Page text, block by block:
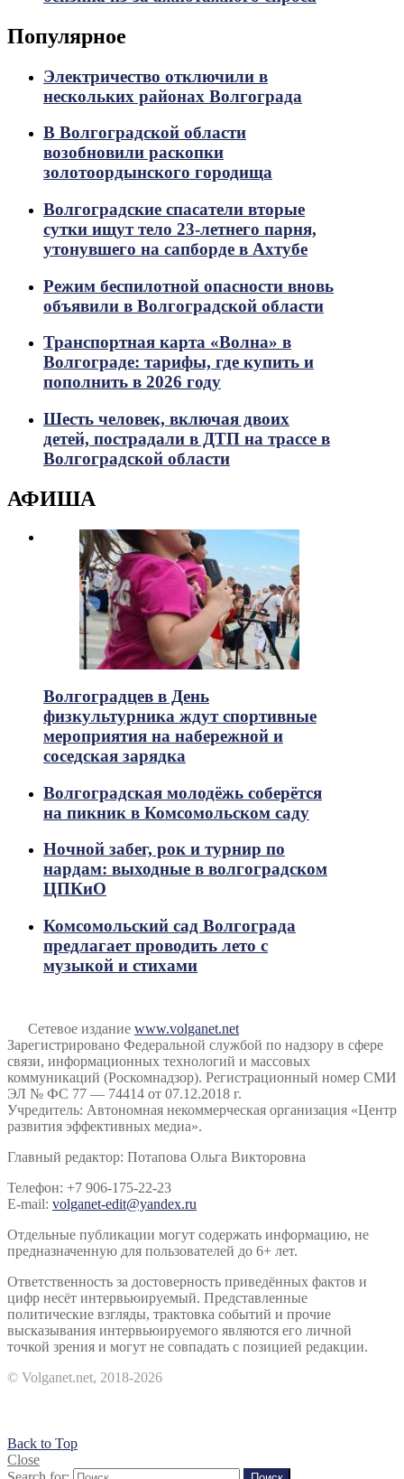
Популярное
Электричество отключили в
нескольких районах Волгограда
В Волгоградской области
возобновили раскопки
золотоордынского городища
Волгоградские спасатели вторые
сутки ищут тело 23-летнего парня,
утонувшего на сапборде в Ахтубе
Режим беспилотной опасности вновь
объявили в Волгоградской области
Транспортная карта «Волна» в
Волгограде: тарифы, где купить и
пополнить в 2026 году
Шесть человек, включая двоих
детей, пострадали в ДТП на трассе в
Волгоградской области
АФИША
Волгоградцев в День
физкультурника ждут спортивные
мероприятия на набережной и
соседская зарядка
Волгоградская молодёжь соберётся
на пикник в Комсомольском саду
Ночной забег, рок и турнир по
нардам: выходные в волгоградском
ЦПКиО
Комсомольский сад Волгограда
предлагает проводить лето с
музыкой и стихами
Сетевое издание www.volganet.net
Зарегистрировано Федеральной службой по надзору в сфере
связи, информационных технологий и массовых
коммуникаций (Роскомнадзор). Регистрационный номер СМИ
ЭЛ № ФС 77 — 74414 от 07.12.2018 г.
Учредитель: Автономная некоммерческая организация «Центр
развития эффективных медиа».
Главный редактор: Потапова Ольга Викторовна
Телефон: +7 906-175-22-23
E-mail: volganet-edit@yandex.ru
Отдельные публикации могут содержать информацию, не
предназначенную для пользователей до 6+ лет.
Ответственность за достоверность приведённых фактов и
цифр несёт интервьюируемый. Представленные
политические взгляды, трактовка событий и прочие
высказывания интервьюируемого являются его личной
точкой зрения и могут не совпадать с позицией редакции.
© Volganet.net, 2018-2026
Back to Top
Close